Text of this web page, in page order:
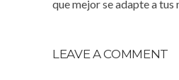
que mejor se adapte a tus
LEAVE A COMMENT